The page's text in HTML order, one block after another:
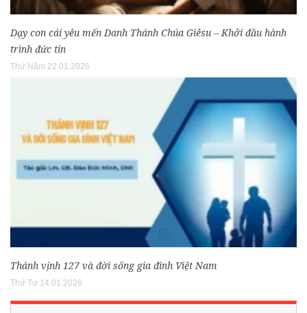
Dạy con cái yêu mến Danh Thánh Chúa Giêsu – Khởi đầu hành
trình đức tin
Thứ Năm 22.01.2026
Thánh vịnh 127 và đời sống gia đình Việt Nam
Thứ Tư 14.01.2026